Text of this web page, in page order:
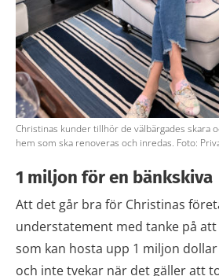
Christinas kunder tillhör de välbärgades skara
hem som ska renoveras och inredas. Foto:
1 miljon för en bänkskiva
Att det går bra för Christinas
understatement med tanke på
som kan hosta upp 1 miljon
och inte tvekar när det gäller att